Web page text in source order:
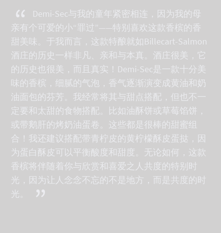
“ Demi-Sec与我的童年紧密相连，因为我的母
亲有个可爱的小“罪过”——特别喜欢这款香槟的香
甜美味。于我而言，这款特酿就如Billecart-Salmon
酒庄的历史一样非凡、亲和与本真。酒庄很美，它
的历史也很美，而且真实！Demi-Sec是一款十分美
味的香槟，细腻的气泡，香气逐渐演变成黄油和奶
油面包的芬芳。我经常将其与甜点搭配，但也不一
定要和太甜的食物搭配。比如油酥饼或草莓馅饼，
或带鹅肝的烤奶油蛋卷。这些都是很棒的甜蜜组
合！我还建议搭配带青柠皮的黄柠檬酥皮蛋挞，因
为蛋白酥皮可以平衡酸度和甜度。无论如何，这款
香槟将伴随着你与欣赏和喜爱之人共度的特别时
光，因为让人念念不忘的不是地方，而是共度的时
光。
”